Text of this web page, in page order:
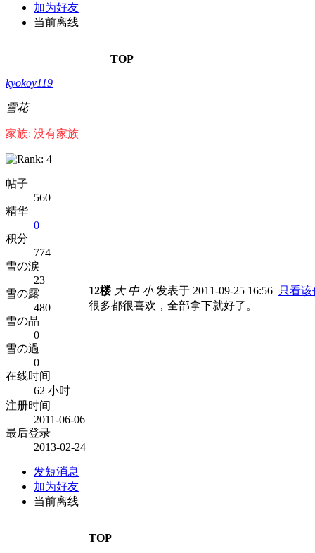
加为好友
当前离线
TOP
kyokoy119
雪花
家族: 没有家族
帖子
560
精华
0
积分
774
雪の涙
23
雪の露
480
雪の晶
0
雪の過
0
在线时间
62 小时
注册时间
2011-06-06
最后登录
2013-02-24
发短消息
加为好友
当前离线
12楼 大 中 小发表于 2011-09-25 16:56 只看该
很多都很喜欢，全部拿下就好了。
TOP